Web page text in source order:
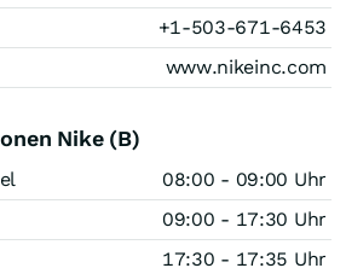
+1-503-671-6453
www.nikeinc.com
Nike (B)
08:00 - 09:00 Uhr
09:00 - 17:30 Uhr
17:30 - 17:35 Uhr